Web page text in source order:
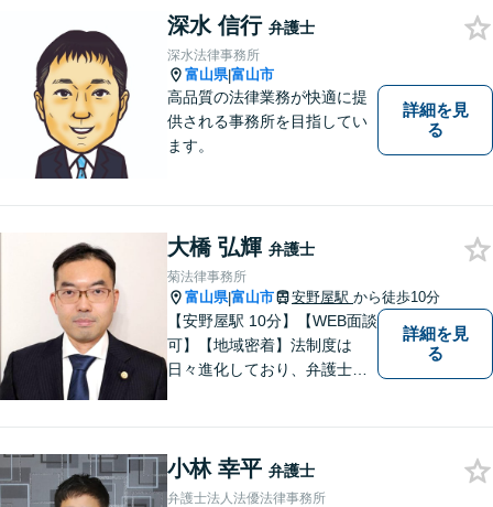
ださい。
深水 信行 弁護士
深水法律事務所
富山県|富山市
高品質の法律業務が快適に提
供される事務所を目指してい
ます。
詳細を見
る
大橋 弘輝 弁護士
菊法律事務所
富山県|富山市 安野屋駅 から徒歩10分
【安野屋駅 10分】【WEB面談
可】【地域密着】法制度は
日々進化しており、弁護士に
の声にしっかり耳を傾ける姿
勢は変わりません。
詳細を見
る
小林 幸平 弁護士
弁護士法人法優法律事務所